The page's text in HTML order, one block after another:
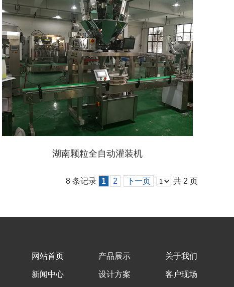
湖南颗粒全自动灌装机
8 条记录 1 2 下一页 共 2 页
网站首页 产品展示 关于我们
新闻中心 设计方案 客户现场